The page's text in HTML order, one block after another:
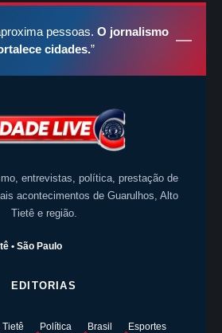
pessoas. O jornalismo
cidades.”
entrevistas, política, prestação de
acontecimentos de Guarulhos, Alto
Tietê e região.
• São Paulo
EDITORIAS
Tietê Política Brasil
Esportes